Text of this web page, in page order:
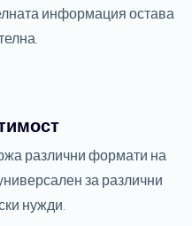
информация остава
различни формати на
за различни
нужди.